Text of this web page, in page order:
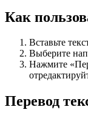
Как
Вставьте
Выберите
Нажмите
Перевод